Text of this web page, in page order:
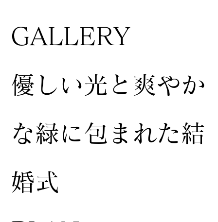
GALLERY
​優しい光と爽やか
な緑に包まれた結
婚式